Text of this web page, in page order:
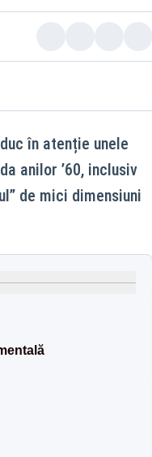
în atenție unele
anilor ’60, inclusiv
de mici dimensiuni